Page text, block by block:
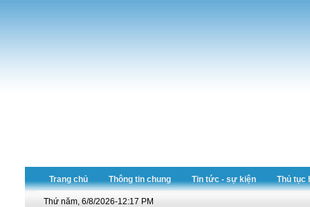
Trang chủ Thông tin chung Tin tức - sự kiện Thủ tục
Thứ năm, 6/8/2026-12:17 PM